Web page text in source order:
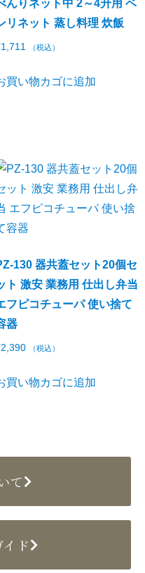
んりネット中 2～4升用 ベ
リネット 蒸し料理 炊飯
1,711 （税込）
買い物カゴに追加
130 器共蓋セット20個セ
ト 激安 業務用 仕出し弁当
フピコチューパ 使い捨て
器
2,390 （税込）
買い物カゴに追加
て
ド